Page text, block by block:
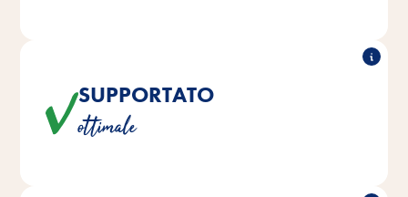
SUPPORTATO
ottimale
varietà, vitamine o proteine, possono essere
somministrate come snack o come complemento